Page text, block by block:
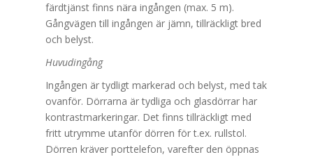
färdtjänst finns nära ingången (max. 5 m).
Gångvägen till ingången är jämn, tillräckligt bred
och belyst.
Huvudingång
Ingången är tydligt markerad och belyst, med tak
ovanför. Dörrarna är tydliga och glasdörrar har
kontrastmarkeringar. Det finns tillräckligt med
fritt utrymme utanför dörren för t.ex. rullstol.
Dörren kräver porttelefon, varefter den öppnas